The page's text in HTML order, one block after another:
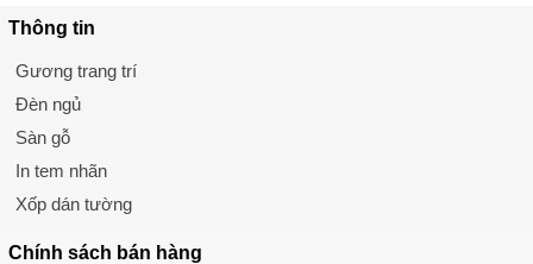
Thông tin
Gương trang trí
Đèn ngủ
Sàn gỗ
In tem nhãn
Xốp dán tường
Chính sách bán hàng